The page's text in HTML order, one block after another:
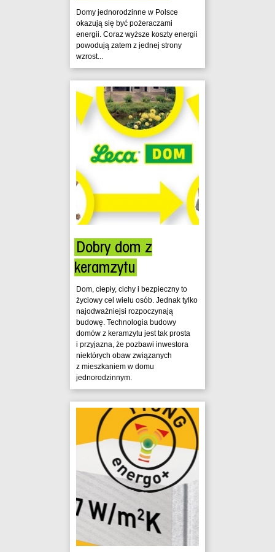
Domy jednorodzinne w Polsce
okazują się być pożeraczami
energii. Coraz wyższe koszty energii
powodują zatem z jednej strony
wzrost...
Dobry dom z
keramzytu
Dom, ciepły, cichy i bezpieczny to
życiowy cel wielu osób. Jednak tylko
najodważniejsi rozpoczynają
budowę. Technologia budowy
domów z keramzytu jest tak prosta
i przyjazna, że pozbawi inwestora
niektórych obaw związanych
z mieszkaniem w domu
jednorodzinnym.